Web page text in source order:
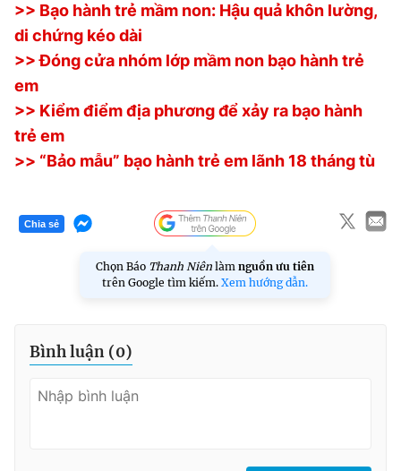
>> Bạo hành trẻ mầm non: Hậu quả khôn lường,
di chứng kéo dài
>> Đóng cửa nhóm lớp mầm non bạo hành trẻ
em
>> Kiểm điểm địa phương để xảy ra bạo hành
trẻ em
>> “Bảo mẫu” bạo hành trẻ em lãnh 18 tháng tù
Chia sẻ
Chọn Báo Thanh Niên làm nguồn ưu tiên
trên Google tìm kiếm. Xem hướng dẫn.
Bình luận (0)